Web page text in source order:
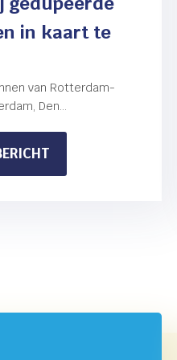
ZICH VOOR AAN DE
in kaart te
van Rotterdam-
Den
van het: LOKALE